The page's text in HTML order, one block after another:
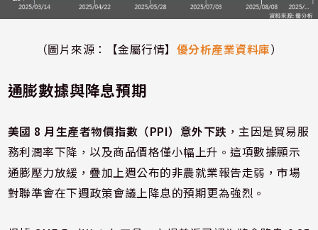
（圖片來源：【金屬行情】 優分析產業資料庫）
通膨數據與降息預期
美國 8 月生產者物價指數（PPI）意外下跌 ，主因是貿易服
務利潤率下降，以及商品價格僅小幅上升。這項數據顯示
通膨壓力放緩，疊加上週公布的非農就業報告走弱，市場
對聯準會在下週政策會議上降息的預期更為強烈。